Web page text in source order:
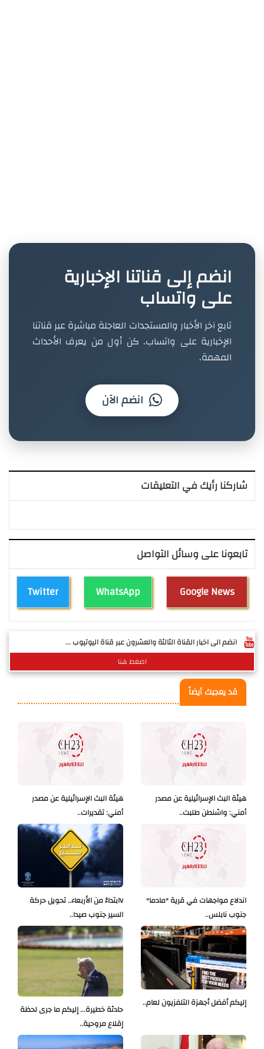
انضم إلى قناتنا الإخبارية
على واتساب
تابع آخر الأخبار والمستجدات العاجلة مباشرة عبر قناتنا
الإخبارية على واتساب. كن أول من يعرف الأحداث
المهمة.
انضم الآن
شاركنا رأيك في التعليقات
تابعونا على وسائل التواصل
Twitter WhatsApp Google News
انضم الى اخبار القناة الثالثة والعشرون عبر قناة اليوتيوب ...
اضغط هنا
قد يعجبك أيضاً
هيئة البث الإسرائيلية عن مصدر
أمني: تقديرات..
هيئة البث الإسرائيلية عن مصدر
أمني: واشنطن طلبت..
Vابتداءً من الأربعاء.. تحويل حركة
السير جنوب صيدا..
اندلاع مواجهات في قرية "مادما"
جنوب نابلس..
حادثة خطيرة... إليكم ما جرى لحظة
إقلاع مروحية..
إليكم أفضل أجهزة التلفزيون لعام..